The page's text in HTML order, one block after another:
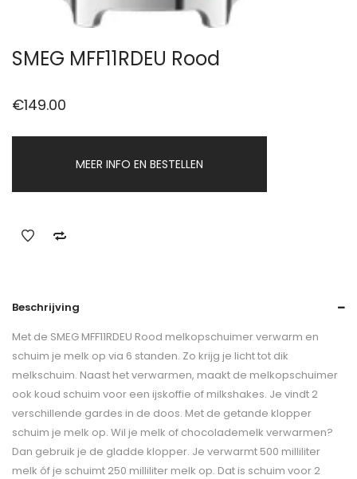
SMEG MFF11RDEU Rood
€149.00
MEER INFO EN BESTELLEN
Beschrijving
Met de SMEG MFF11RDEU Rood melkopschuimer verwarm en
schuim je melk op via 6 standen. Zo krijg je licht tot dik
melkschuim. Naast het verwarmen, maakt de melkopschuimer
ook koud schuim voor een ijskoffie of milkshakes. Je vindt 2
verschillende gardes in de doos. Met de getande klopper
schuim je melk op. Wil je melk of chocolademelk verwarmen?
Dan gebruik je de gladde klopper. Je verwarmt 500 milliliter
melk óf je schuimt 250 milliliter melk op. Dat is schuim voor 2